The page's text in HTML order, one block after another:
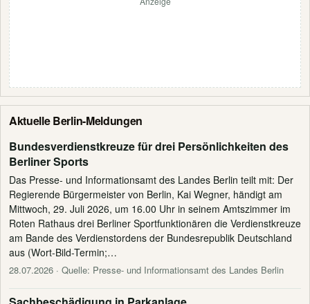
Aktuelle Berlin-Meldungen
Bundesverdienstkreuze für drei Persönlichkeiten des
Berliner Sports
Das Presse- und Informationsamt des Landes Berlin teilt mit: Der
Regierende Bürgermeister von Berlin, Kai Wegner, händigt am
Mittwoch, 29. Juli 2026, um 16.00 Uhr in seinem Amtszimmer im
Roten Rathaus drei Berliner Sportfunktionären die Verdienstkreuze
am Bande des Verdienstordens der Bundesrepublik Deutschland
aus (Wort-Bild-Termin;…
28.07.2026 · Quelle: Presse- und Informationsamt des Landes Berlin